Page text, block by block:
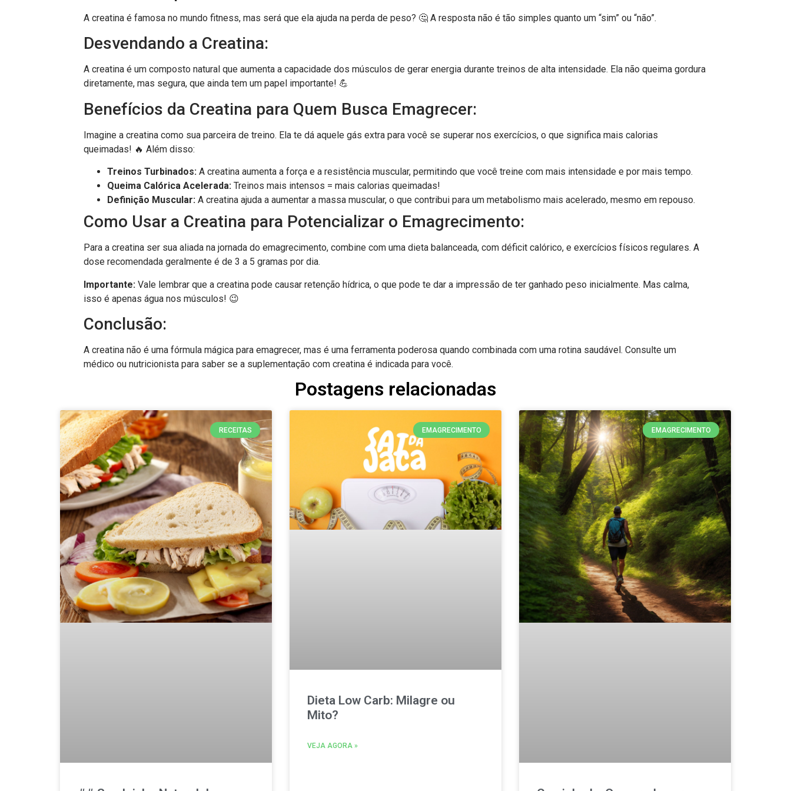
A creatina é famosa no mundo fitness, mas será que ela ajuda na perda de peso? 🤔 A resposta não é tão simples quanto um “sim” ou “não”.
Desvendando a Creatina:
A creatina é um composto natural que aumenta a capacidade dos músculos de gerar energia durante treinos de alta intensidade. Ela não queima gordura
diretamente, mas segura, que ainda tem um papel importante! 💪
Benefícios da Creatina para Quem Busca Emagrecer:
Imagine a creatina como sua parceira de treino. Ela te dá aquele gás extra para você se superar nos exercícios, o que significa mais calorias
queimadas! 🔥 Além disso:
Treinos Turbinados: A creatina aumenta a força e a resistência muscular, permitindo que você treine com mais intensidade e por mais tempo.
Queima Calórica Acelerada: Treinos mais intensos = mais calorias queimadas!
Definição Muscular: A creatina ajuda a aumentar a massa muscular, o que contribui para um metabolismo mais acelerado, mesmo em repouso.
Como Usar a Creatina para Potencializar o Emagrecimento:
Para a creatina ser sua aliada na jornada do emagrecimento, combine com uma dieta balanceada, com déficit calórico, e exercícios físicos regulares. A
dose recomendada geralmente é de 3 a 5 gramas por dia.
Importante: Vale lembrar que a creatina pode causar retenção hídrica, o que pode te dar a impressão de ter ganhado peso inicialmente. Mas calma,
isso é apenas água nos músculos! 😉
Conclusão:
A creatina não é uma fórmula mágica para emagrecer, mas é uma ferramenta poderosa quando combinada com uma rotina saudável. Consulte um
médico ou nutricionista para saber se a suplementação com creatina é indicada para você.
Postagens relacionadas
RECEITAS EMAGRECIMENTO
Dieta Low Carb: Milagre ou
Mito?
VEJA AGORA »
EMAGRECIMENTO